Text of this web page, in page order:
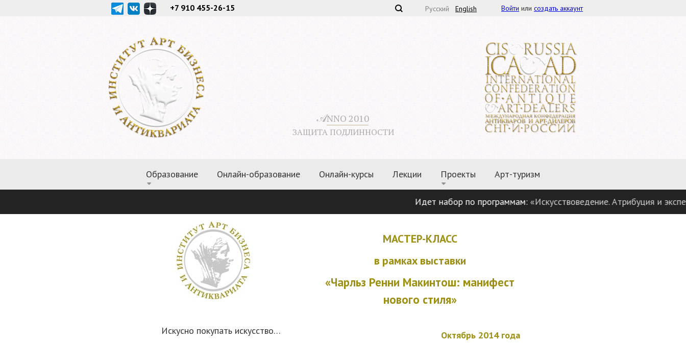
𝒜NNO 2010
ЗАЩИТА ПОДЛИННОСТИ
Образование Онлайн-образование Онлайн-курсы Лекции Проекты Арт-туризм
Войти или создать аккаунт
Русский English
+7 910 455-26-15
Идет набор по программам:«Искусствоведение. Атрибуция и
МАСТЕР-КЛАСС
в рамках выставки
«Чарльз Ренни Макинтош: манифест
нового стиля»
Искусно покупать искусство… Октябрь 2014 года